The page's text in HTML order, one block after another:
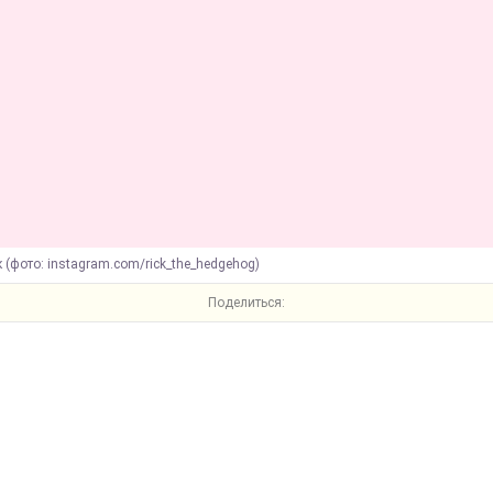
(фото: instagram.com/rick_the_hedgehog)
Поделиться: